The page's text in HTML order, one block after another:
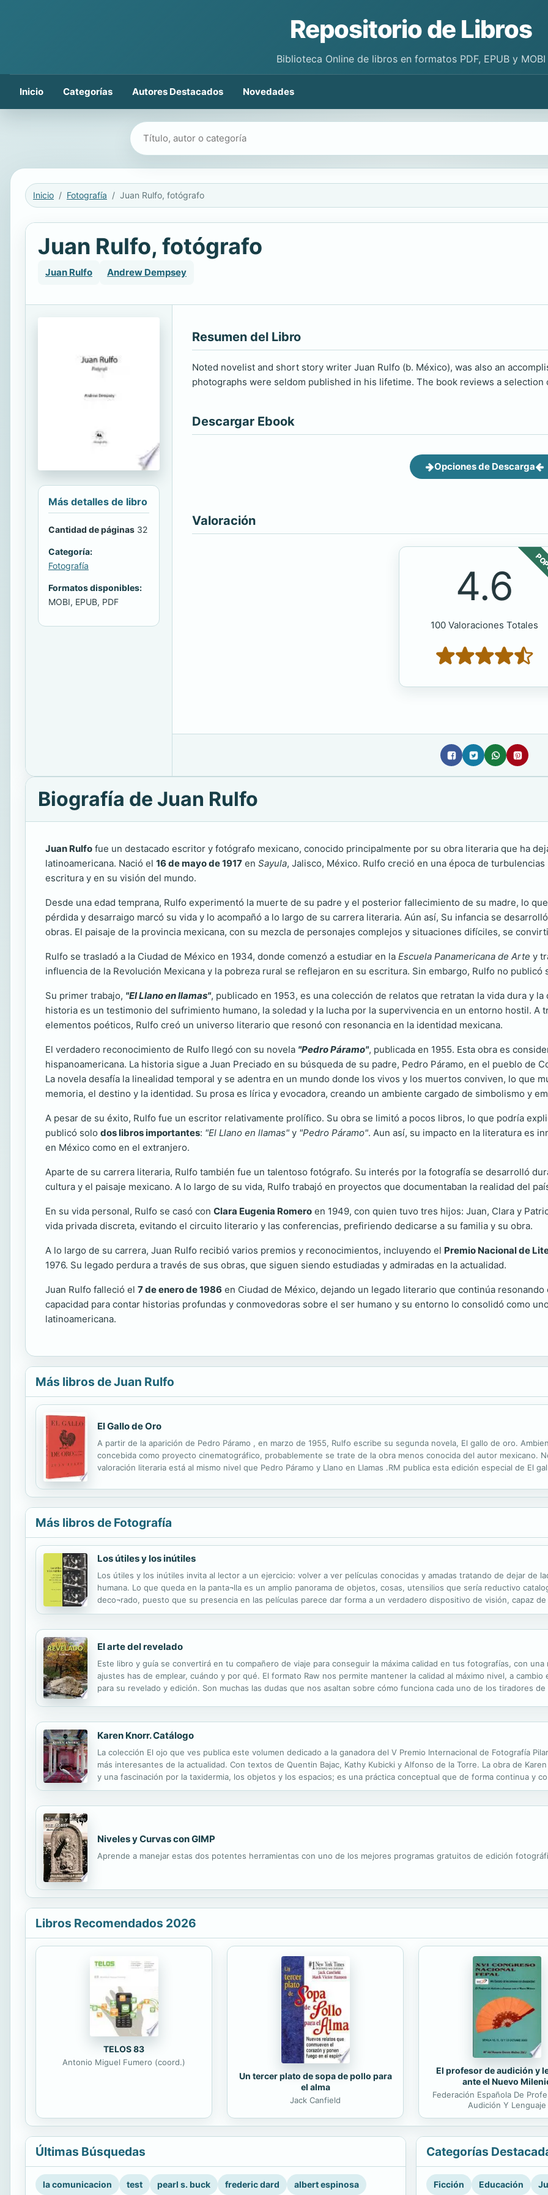
Repositorio de Libros
Biblioteca Online de libros en formatos PDF, EPUB y MOBI
Inicio Categorías Autores Destacados Novedades
Buscar libros
Inicio Fotografía Juan Rulfo, fotógrafo
Juan Rulfo, fotógrafo
Juan Rulfo Andrew Dempsey
Más detalles de libro
Cantidad de páginas 32
Categoría:
Fotografía
Formatos disponibles:
MOBI, EPUB, PDF
Resumen del Libro
Noted novelist and short story writer Juan Rulfo (b. México), was also an
photographs were seldom published in his lifetime. The book reviews a
Descargar Ebook
Opciones de Descarga
Valoración
4.6
100 Valoraciones Totales
Biografía de Juan Rulfo
Juan Rulfo fue un destacado escritor y fotógrafo mexicano, conocido principalmente por su obra literaria que ha
latinoamericana. Nació el 16 de mayo de 1917 en Sayula, Jalisco, México. Rulfo creció en una época de
escritura y en su visión del mundo.
Desde una edad temprana, Rulfo experimentó la muerte de su padre y el posterior fallecimiento de su madre, lo
pérdida y desarraigo marcó su vida y lo acompañó a lo largo de su carrera literaria. Aún así, Su infancia se
obras. El paisaje de la provincia mexicana, con su mezcla de personajes complejos y situaciones difíciles, se
Rulfo se trasladó a la Ciudad de México en 1934, donde comenzó a estudiar en la Escuela Panamericana de Arte y
influencia de la Revolución Mexicana y la pobreza rural se reflejaron en su escritura. Sin embargo, Rulfo no publicó
Su primer trabajo, "El Llano en llamas", publicado en 1953, es una colección de relatos que retratan la vida dura y
historia es un testimonio del sufrimiento humano, la soledad y la lucha por la supervivencia en un entorno hostil. A
elementos poéticos, Rulfo creó un universo literario que resonó con resonancia en la identidad mexicana.
El verdadero reconocimiento de Rulfo llegó con su novela "Pedro Páramo", publicada en 1955. Esta obra es
hispanoamericana. La historia sigue a Juan Preciado en su búsqueda de su padre, Pedro Páramo, en el pueblo de
La novela desafía la linealidad temporal y se adentra en un mundo donde los vivos y los muertos conviven, lo que
memoria, el destino y la identidad. Su prosa es lírica y evocadora, creando un ambiente cargado de simbolismo y
A pesar de su éxito, Rulfo fue un escritor relativamente prolífico. Su obra se limitó a pocos libros, lo que podría
publicó solo dos libros importantes: "El Llano en llamas" y "Pedro Páramo". Aun así, su impacto en la literatura es
en México como en el extranjero.
Aparte de su carrera literaria, Rulfo también fue un talentoso fotógrafo. Su interés por la fotografía se desarrolló
cultura y el paisaje mexicano. A lo largo de su vida, Rulfo trabajó en proyectos que documentaban la realidad del
En su vida personal, Rulfo se casó con Clara Eugenia Romero en 1949, con quien tuvo tres hijos: Juan, Clara y
vida privada discreta, evitando el circuito literario y las conferencias, prefiriendo dedicarse a su familia y su obra.
A lo largo de su carrera, Juan Rulfo recibió varios premios y reconocimientos, incluyendo el Premio Nacional de
1976. Su legado perdura a través de sus obras, que siguen siendo estudiadas y admiradas en la actualidad.
Juan Rulfo falleció el 7 de enero de 1986 en Ciudad de México, dejando un legado literario que continúa
capacidad para contar historias profundas y conmovedoras sobre el ser humano y su entorno lo consolidó como
latinoamericana.
Más libros de Juan Rulfo
El Gallo de Oro
A partir de la aparición de Pedro Páramo , en marzo de 1955, Rulfo escribe su segunda novela, El gallo de oro.
concebida como proyecto cinematográfico, probablemente se trate de la obra menos conocida del autor mexicano.
valoración literaria está al mismo nivel que Pedro Páramo y Llano en Llamas .RM publica esta edición especial de El
Más libros de Fotografía
Los útiles y los inútiles
Los útiles y los inútiles invita al lector a un ejercicio: volver a ver películas conocidas y amadas tratando de dejar de
humana. Lo que queda en la panta¬lla es un amplio panorama de objetos, cosas, utensilios que sería reductivo
deco¬rado, puesto que su presencia en las películas parece dar forma a un verdadero dispositivo de visión, capaz
representación. Es con mirada interdisciplinar como Los útiles y los inútiles quiere aventurarse en ese mundo...
El arte del revelado
Este libro y guía se convertirá en tu compañero de viaje para conseguir la máxima calidad en tus fotografías, con
ajustes has de emplear, cuándo y por qué. El formato Raw nos permite mantener la calidad al máximo nivel, a
para su revelado y edición. Son muchas las dudas que nos asaltan sobre cómo funciona cada uno de los tiradores
Karen Knorr. Catálogo
La colección El ojo que ves publica este volumen dedicado a la ganadora del V Premio Internacional de Fotografía
más interesantes de la actualidad. Con textos de Quentin Bajac, Kathy Kubicki y Alfonso de la Torre. La obra de
y una fascinación por la taxidermia, los objetos y los espacios; es una práctica conceptual que de forma continua y
Knorr abarca el pluralismo y la deconstrucción de instituciones, para explorar el lenguaje, el deseo, el género y...
Niveles y Curvas con GIMP
Aprende a manejar estas dos potentes herramientas con uno de los mejores programas gratuitos de edición
Libros Recomendados 2026
TELOS 83
Antonio Miguel Fumero (coord.)
Un tercer plato de sopa de pollo para
el alma
Jack Canfield
El profesor de audición y
ante el Nuevo
Federación Española De
Audición Y Lenguaje
Últimas Búsquedas
la comunicacion test pearl s. buck frederic dard albert espinosa
Categorías
Ficción Educación